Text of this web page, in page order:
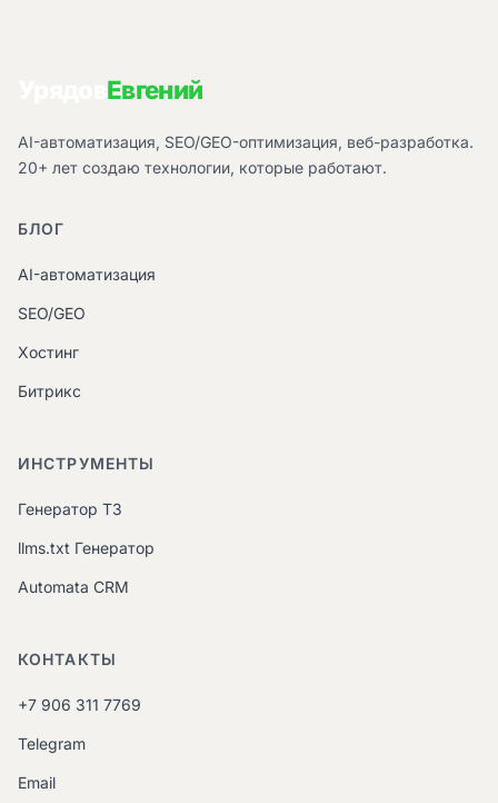
Евгений
AI-автоматизация, SEO/GEO-оптимизация, веб-разработка.
20+ лет создаю технологии, которые работают.
БЛОГ
AI-автоматизация
SEO/GEO
Хостинг
Битрикс
ИНСТРУМЕНТЫ
Генератор ТЗ
llms.txt Генератор
Automata CRM
КОНТАКТЫ
+7 906 311 7769
Telegram
Email